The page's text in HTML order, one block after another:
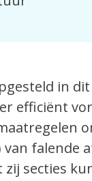
in
efficiënt
falende
secties